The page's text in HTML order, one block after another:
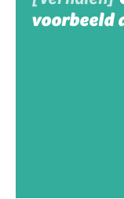
voorbeeld